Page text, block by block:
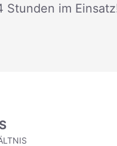
Stunden im